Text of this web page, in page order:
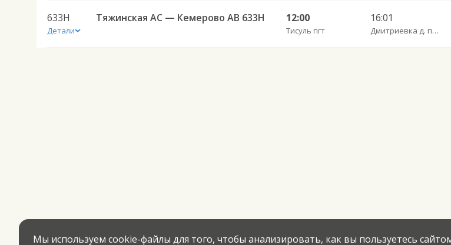
633Н
Детали
Тяжинская АС — Кемерово АВ 633Н 12:00
Тисуль пгт
16:01
Дмитриевка д. пов.
Мы используем cookie-файлы для того, чтобы анализировать, как вы пользуетесь